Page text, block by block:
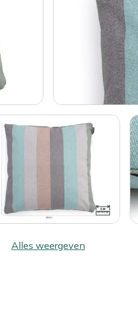
Alles weergeven